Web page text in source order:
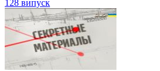
128 випуск